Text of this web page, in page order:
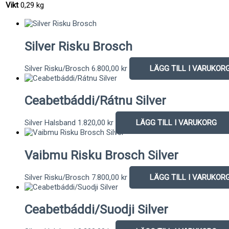
Vikt 0,29 kg
Silver Risku Brosch
Silver Risku/Brosch 6.800,00 kr LÄGG TILL I
Ceabetbáddi/Rátnu Silver
Silver Halsband 1.820,00 kr LÄGG TILL I VARUKORG
Vaibmu Risku Brosch Silver
Silver Risku/Brosch 7.800,00 kr LÄGG TILL I
Ceabetbáddi/Suodji Silver